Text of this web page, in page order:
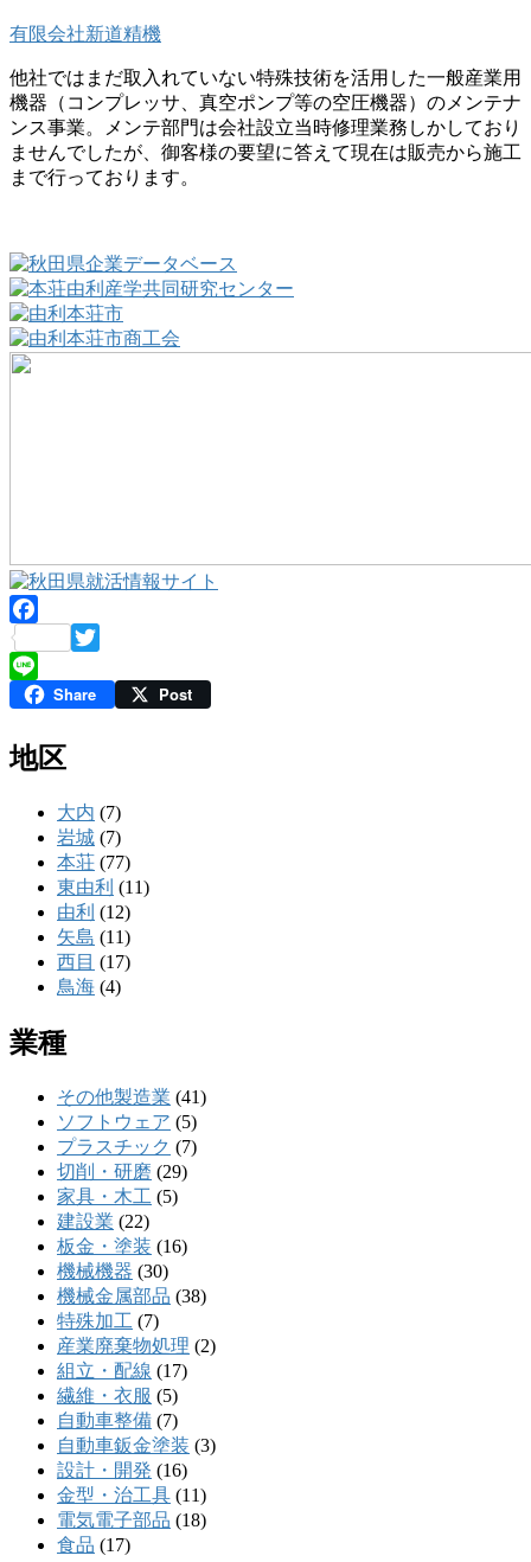
有限会社新道精機
他社ではまだ取入れていない特殊技術を活用した一般産業用
機器（コンプレッサ、真空ポンプ等の空圧機器）のメンテナ
ンス事業。メンテ部門は会社設立当時修理業務しかしており
ませんでしたが、御客様の要望に答えて現在は販売から施工
まで行っております。
Facebook
Twitter
Line Share Post
地区
大内 (7)
岩城 (7)
本荘 (77)
東由利 (11)
由利 (12)
矢島 (11)
西目 (17)
鳥海 (4)
業種
その他製造業 (41)
ソフトウェア (5)
プラスチック (7)
切削・研磨 (29)
家具・木工 (5)
建設業 (22)
板金・塗装 (16)
機械機器 (30)
機械金属部品 (38)
特殊加工 (7)
産業廃棄物処理 (2)
組立・配線 (17)
繊維・衣服 (5)
自動車整備 (7)
自動車鈑金塗装 (3)
設計・開発 (16)
金型・治工具 (11)
電気電子部品 (18)
食品 (17)